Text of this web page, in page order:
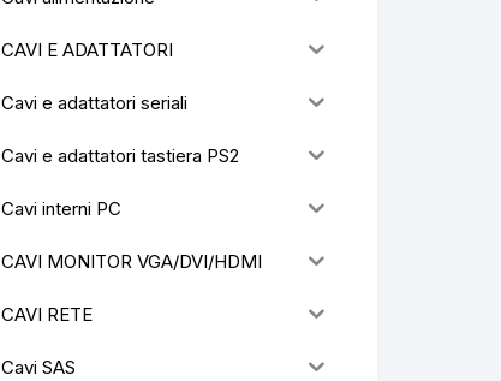
CAVI E ADATTATORI
Cavi e adattatori seriali
Cavi e adattatori tastiera PS2
Cavi interni PC
CAVI MONITOR VGA/DVI/HDMI
CAVI RETE
Cavi SAS